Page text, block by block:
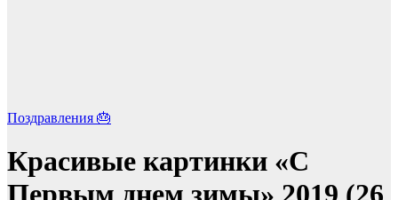
Поздравления 🎂
Красивые картинки «С